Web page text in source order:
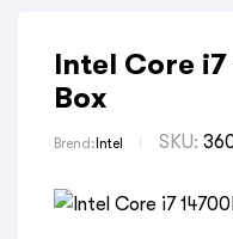
Intel Core i7
Box
Brend: Intel SKU: